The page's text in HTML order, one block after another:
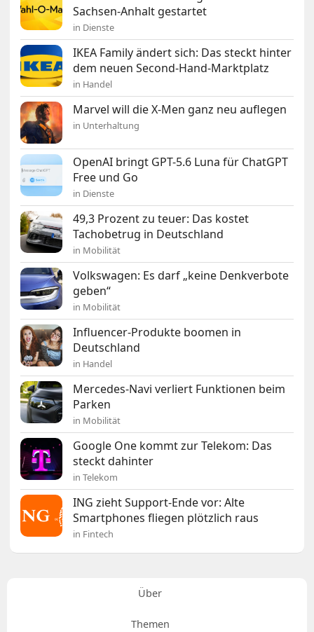
Sachsen-Anhalt gestartet
in Dienste
IKEA Family ändert sich: Das steckt hinter
dem neuen Second-Hand-Marktplatz
in Handel
Marvel will die X-Men ganz neu auflegen
in Unterhaltung
OpenAI bringt GPT-5.6 Luna für ChatGPT
Free und Go
in Dienste
49,3 Prozent zu teuer: Das kostet
Tachobetrug in Deutschland
in Mobilität
Volkswagen: Es darf „keine Denkverbote
geben“
in Mobilität
Influencer-Produkte boomen in
Deutschland
in Handel
Mercedes-Navi verliert Funktionen beim
Parken
in Mobilität
Google One kommt zur Telekom: Das
steckt dahinter
in Telekom
ING zieht Support-Ende vor: Alte
Smartphones fliegen plötzlich raus
in Fintech
Über
Themen